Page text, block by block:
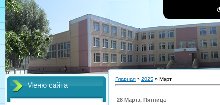
Меню сайта
Главная » 2025 » Март
28 Марта, Пятница